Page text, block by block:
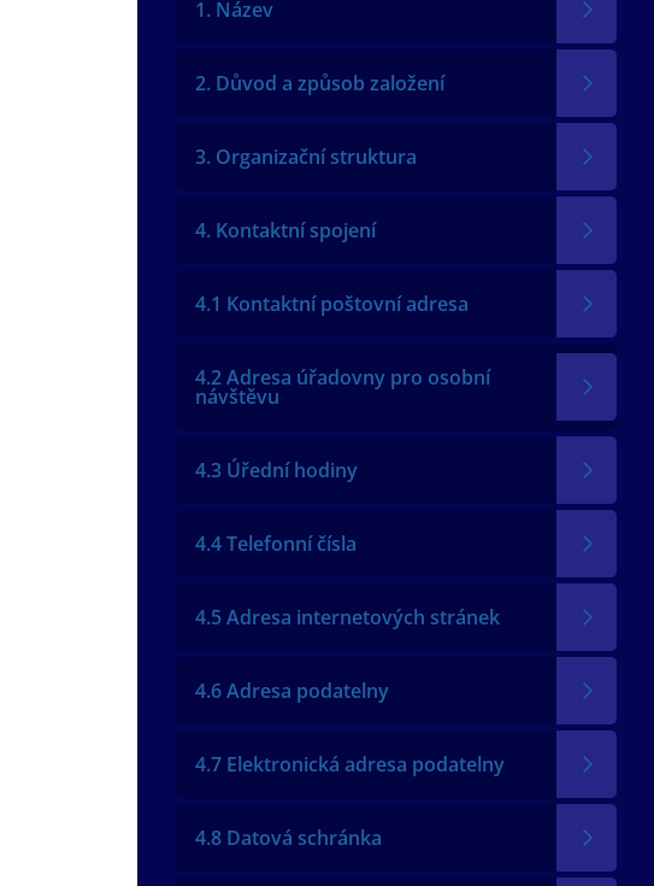
1. Název
2. Důvod a způsob založení
3. Organizační struktura
4. Kontaktní spojení
4.1 Kontaktní poštovní adresa
4.2 Adresa úřadovny pro osobní
návštěvu
4.3 Úřední hodiny
4.4 Telefonní čísla
4.5 Adresa internetových stránek
4.6 Adresa podatelny
4.7 Elektronická adresa podatelny
4.8 Datová schránka